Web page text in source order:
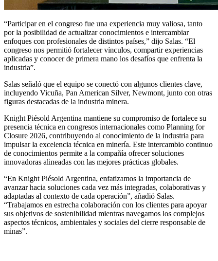
“Participar en el congreso fue una experiencia muy valiosa, tanto
por la posibilidad de actualizar conocimientos e intercambiar
enfoques con profesionales de distintos países,” dijo Salas. “El
congreso nos permitió fortalecer vínculos, compartir experiencias
aplicadas y conocer de primera mano los desafíos que enfrenta la
industria”.
Salas señaló que el equipo se conectó con algunos clientes clave,
incluyendo Vicuña, Pan American Silver, Newmont, junto con otras
figuras destacadas de la industria minera.
Knight Piésold Argentina mantiene su compromiso de fortalece su
presencia técnica en congresos internacionales como Planning for
Closure 2026, contribuyendo al conocimiento de la industria para
impulsar la excelencia técnica en minería. Este intercambio continuo
de conocimientos permite a la compañía ofrecer soluciones
innovadoras alineadas con las mejores prácticas globales.
“En Knight Piésold Argentina, enfatizamos la importancia de
avanzar hacia soluciones cada vez más integradas, colaborativas y
adaptadas al contexto de cada operación”, añadió Salas.
“Trabajamos en estrecha colaboración con los clientes para apoyar
sus objetivos de sostenibilidad mientras navegamos los complejos
aspectos técnicos, ambientales y sociales del cierre responsable de
minas”.